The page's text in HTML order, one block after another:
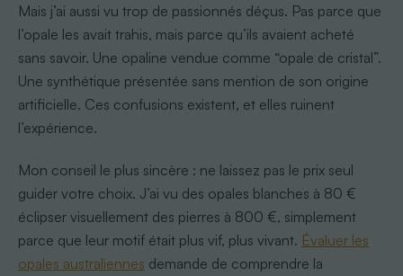
Mais j’ai aussi vu trop de passionnés déçus. Pas parce que
l’opale les avait trahis, mais parce qu’ils avaient acheté
sans savoir. Une opaline vendue comme “opale de cristal”.
Une synthétique présentée sans mention de son origine
artificielle. Ces confusions existent, et elles ruinent
l’expérience.
Mon conseil le plus sincère : ne laissez pas le prix seul
guider votre choix. J’ai vu des opales blanches à 80 €
éclipser visuellement des pierres à 800 €, simplement
parce que leur motif était plus vif, plus vivant. Évaluer les
opales australiennes demande de comprendre la